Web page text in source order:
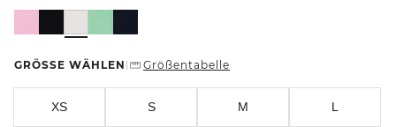
GRÖSSE WÄHLEN Größentabelle
XS S M L